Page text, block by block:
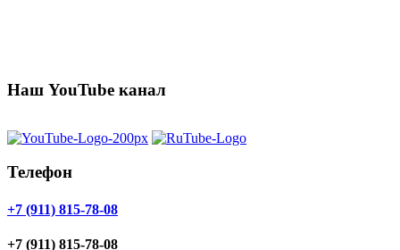
Наш YouTube канал
Телефон
+7 (911) 815-78-08
+7 (911) 815-78-08